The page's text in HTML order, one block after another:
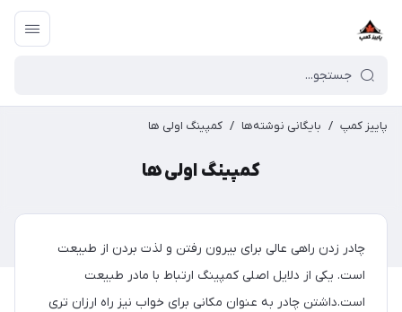
پاییز کمپ / بایگانی نوشته‌ها / کمپینگ اولی ها
کمپینگ اولی ها
چادر زدن راهی عالی برای بیرون رفتن و لذت بردن از طبیعت
است. یکی از دلایل اصلی کمپینگ ارتباط با مادر طبیعت
است.داشتن چادر به عنوان مکانی برای خواب نیز راه ارزان تری